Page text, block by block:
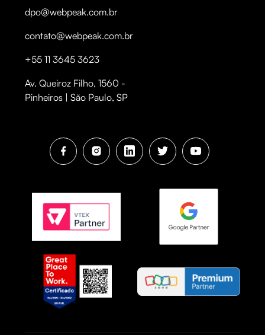
dpo@webpeak.com.br
contato@webpeak.com.br
+55 11 3645 3623
Av. Queiroz Filho, 1560 -
Pinheiros | São Paulo, SP